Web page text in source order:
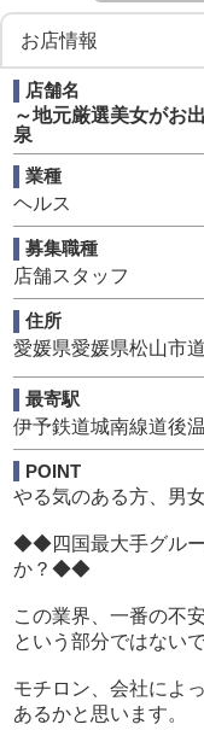
■求める人材■
やる気さえあれば学
※女性運営スタッフ
▼歓迎する人材
・風俗業界や経営に
・20歳以上で健康な方
「明るく楽しく働き
「安定した高収入生
応募ください！
創業39年、北四国（
る四国最大級の風俗
れます！
最後に、当グループ
リアパスが用意され
初任給35万円スター
そして、数か月で未
もちろん、やる気次
昇給も可能です！
それぞれのカラーを
まま叶える環境では
詳しくは天国ネット
https://cosmo-
お店情報
店舗名
～地元厳選美女がお
泉
業種
ヘルス
募集職種
店舗スタッフ
住所
愛媛県愛媛県松山市
最寄駅
伊予鉄道城南線道後
POINT
やる気のある方、男
◆◆四国最大手グルー
か？◆◆
この業界、一番の不
という部分ではない
モチロン、会社によ
あるかと思います。